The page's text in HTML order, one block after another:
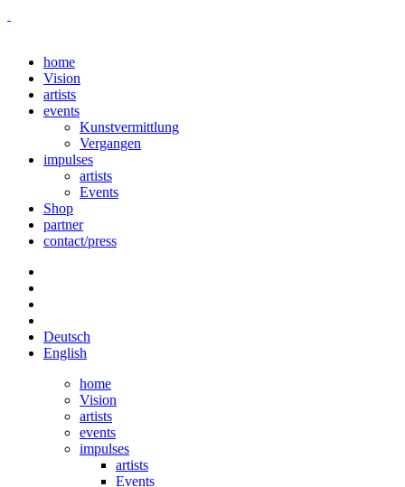
home
Vision
artists
events
Kunstvermittlung
Vergangen
impulses
artists
Events
Shop
partner
contact/press
Deutsch
English
home
Vision
artists
events
impulses
artists
Events